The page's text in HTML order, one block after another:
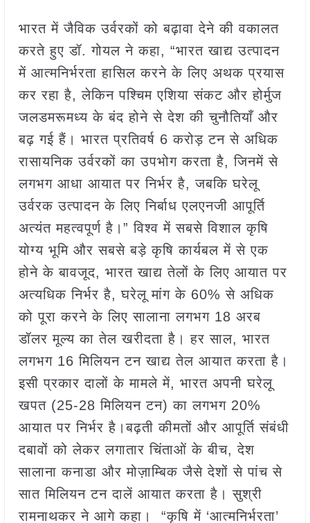
भारत में जैविक उर्वरकों को बढ़ावा देने की वकालत
करते हुए डॉ. गोयल ने कहा, “भारत खाद्य उत्पादन
में आत्मनिर्भरता हासिल करने के लिए अथक प्रयास
कर रहा है, लेकिन पश्चिम एशिया संकट और होर्मुज
जलडमरूमध्य के बंद होने से देश की चुनौतियाँ और
बढ़ गई हैं। भारत प्रतिवर्ष 6 करोड़ टन से अधिक
रासायनिक उर्वरकों का उपभोग करता है, जिनमें से
लगभग आधा आयात पर निर्भर है, जबकि घरेलू
उर्वरक उत्पादन के लिए निर्बाध एलएनजी आपूर्ति
अत्यंत महत्वपूर्ण है।” विश्व में सबसे विशाल कृषि
योग्य भूमि और सबसे बड़े कृषि कार्यबल में से एक
होने के बावजूद, भारत खाद्य तेलों के लिए आयात पर
अत्यधिक निर्भर है, घरेलू मांग के 60% से अधिक
को पूरा करने के लिए सालाना लगभग 18 अरब
डॉलर मूल्य का तेल खरीदता है। हर साल, भारत
लगभग 16 मिलियन टन खाद्य तेल आयात करता है।
इसी प्रकार दालों के मामले में, भारत अपनी घरेलू
खपत (25-28 मिलियन टन) का लगभग 20%
आयात पर निर्भर है।बढ़ती कीमतों और आपूर्ति संबंधी
दबावों को लेकर लगातार चिंताओं के बीच, देश
सालाना कनाडा और मोज़ाम्बिक जैसे देशों से पांच से
सात मिलियन टन दालें आयात करता है। सुश्री
रामनाथकर ने आगे कहा। “कृषि में ‘आत्मनिर्भरता’